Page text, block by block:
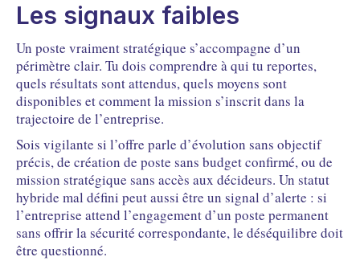
Les signaux faibles
Un poste vraiment stratégique s’accompagne d’un
périmètre clair. Tu dois comprendre à qui tu reportes,
quels résultats sont attendus, quels moyens sont
disponibles et comment la mission s’inscrit dans la
trajectoire de l’entreprise.
Sois vigilante si l’offre parle d’évolution sans objectif
précis, de création de poste sans budget confirmé, ou de
mission stratégique sans accès aux décideurs. Un statut
hybride mal défini peut aussi être un signal d’alerte : si
l’entreprise attend l’engagement d’un poste permanent
sans offrir la sécurité correspondante, le déséquilibre doit
être questionné.